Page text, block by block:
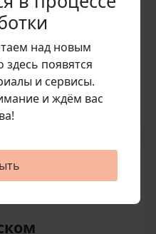
и
оплатой.
над новым
здесь появятся
и сервисы.
и ждём вас